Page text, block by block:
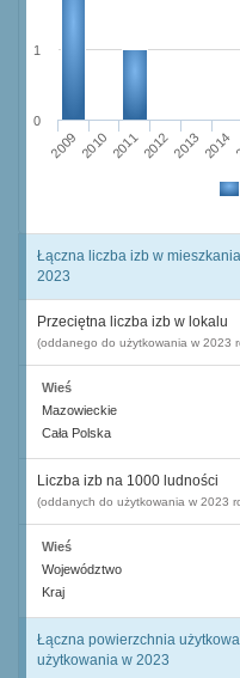
2009 2010 201120122013 2014
0
1
Łączna liczba izb w
2023
Przeciętna liczba izb w lokalu
(oddanego do użytkowania w 2023
Wieś
Mazowieckie
Cała Polska
Liczba izb na 1000 ludności
(oddanych do użytkowania w 2023
Wieś
Województwo
Kraj
Łączna powierzchnia
użytkowania w 2023